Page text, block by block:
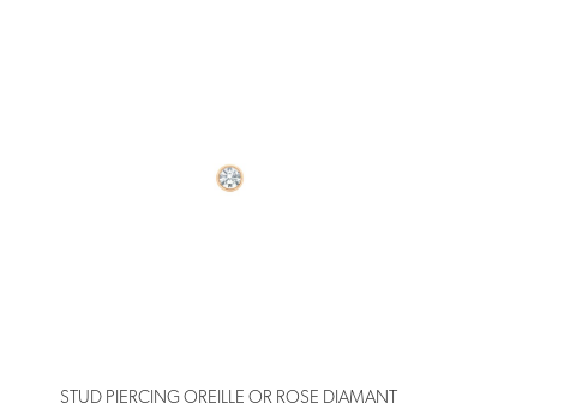
STUD PIERCING OREILLE OR ROSE DIAMANT